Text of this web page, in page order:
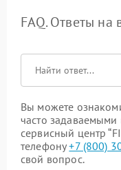
FAQ. Ответы на
Вы можете
часто задаваемыми
сервисный центр
телефону+7 (800)
свой вопрос.